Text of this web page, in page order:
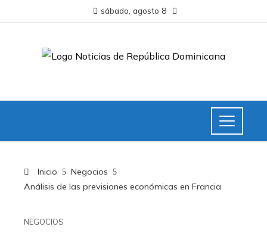
sábado, agosto 8
Inicio
Negocios
Análisis de las previsiones económicas en Francia
NEGOCIOS